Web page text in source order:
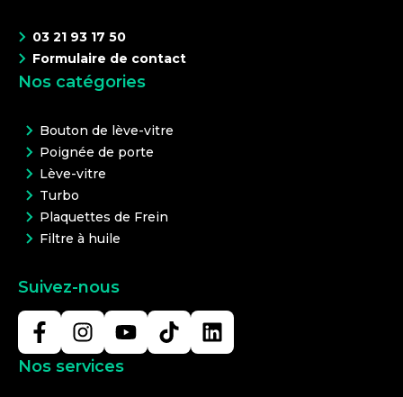
03 21 93 17 50
Formulaire de contact
Nos catégories
Bouton de lève-vitre
Poignée de porte
Lève-vitre
Turbo
Plaquettes de Frein
Filtre à huile
Suivez-nous
Nos services